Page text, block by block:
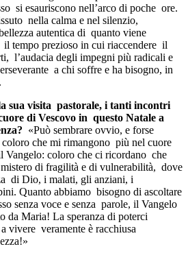
si esauriscono nell’arco di poche ore.
nella calma e nel silenzio,
autentica di quanto viene
tempo prezioso in cui riaccendere il
l’audacia degli impegni più radicali e
a chi soffre e ha bisogno, in
sua visita pastorale, i tanti incontri
di Vescovo in questo Natale a
«Può sembrare ovvio, e forse
che mi rimangono più nel cuore
Vangelo: coloro che ci ricordano che
di fragilità e di vulnerabilità, dove
di Dio, i malati, gli anziani, i
Quanto abbiamo bisogno di ascoltare
senza voce e senza parole, il Vangelo
Maria! La speranza di poterci
vivere veramente è racchiusa